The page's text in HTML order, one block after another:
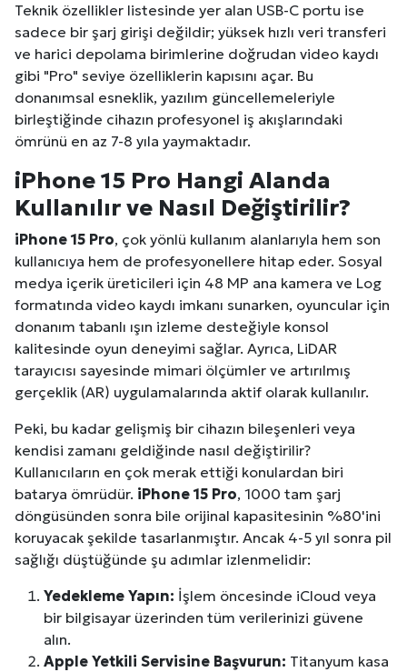
Teknik özellikler listesinde yer alan USB-C portu ise
sadece bir şarj girişi değildir; yüksek hızlı veri transferi
ve harici depolama birimlerine doğrudan video kaydı
gibi "Pro" seviye özelliklerin kapısını açar. Bu
donanımsal esneklik, yazılım güncellemeleriyle
birleştiğinde cihazın profesyonel iş akışlarındaki
ömrünü en az 7-8 yıla yaymaktadır.
iPhone 15 Pro Hangi Alanda
Kullanılır ve Nasıl Değiştirilir?
iPhone 15 Pro, çok yönlü kullanım alanlarıyla hem son
kullanıcıya hem de profesyonellere hitap eder. Sosyal
medya içerik üreticileri için 48 MP ana kamera ve Log
formatında video kaydı imkanı sunarken, oyuncular için
donanım tabanlı ışın izleme desteğiyle konsol
kalitesinde oyun deneyimi sağlar. Ayrıca, LiDAR
tarayıcısı sayesinde mimari ölçümler ve artırılmış
gerçeklik (AR) uygulamalarında aktif olarak kullanılır.
Peki, bu kadar gelişmiş bir cihazın bileşenleri veya
kendisi zamanı geldiğinde nasıl değiştirilir?
Kullanıcıların en çok merak ettiği konulardan biri
batarya ömrüdür. iPhone 15 Pro, 1000 tam şarj
döngüsünden sonra bile orijinal kapasitesinin %80'ini
koruyacak şekilde tasarlanmıştır. Ancak 4-5 yıl sonra pil
sağlığı düştüğünde şu adımlar izlenmelidir:
Yedekleme Yapın: İşlem öncesinde iCloud veya
bir bilgisayar üzerinden tüm verilerinizi güvene
alın.
Apple Yetkili Servisine Başvurun: Titanyum kasa